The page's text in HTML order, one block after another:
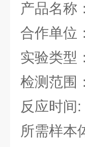
产品名称：
合作单位
实验类型
检测范围
反应时间
所需样本